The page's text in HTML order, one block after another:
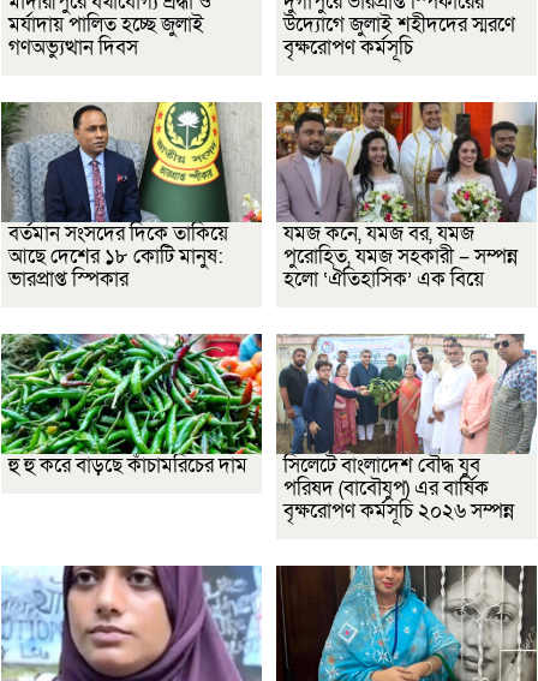
মর্যাদায় পালিত হচ্ছে জুলাই
গণঅভ্যুত্থান দিবস
উদ্যোগে জুলাই শহীদদের স্মরণে
বৃক্ষরোপণ কর্মসূচি
বর্তমান সংসদের দিকে তাকিয়ে
আছে দেশের ১৮ কোটি মানুষ:
ভারপ্রাপ্ত স্পিকার
যমজ কনে, যমজ বর, যমজ
পুরোহিত, যমজ সহকারী – সম্পন্ন
হলো ‘ঐতিহাসিক’ এক বিয়ে
হু হু করে বাড়ছে কাঁচামরিচের দাম
সিলেটে বাংলাদেশ বৌদ্ধ যুব
পরিষদ (বাবৌযুপ) এর বার্ষিক
বৃক্ষরোপণ কর্মসূচি ২০২৬ সম্পন্ন